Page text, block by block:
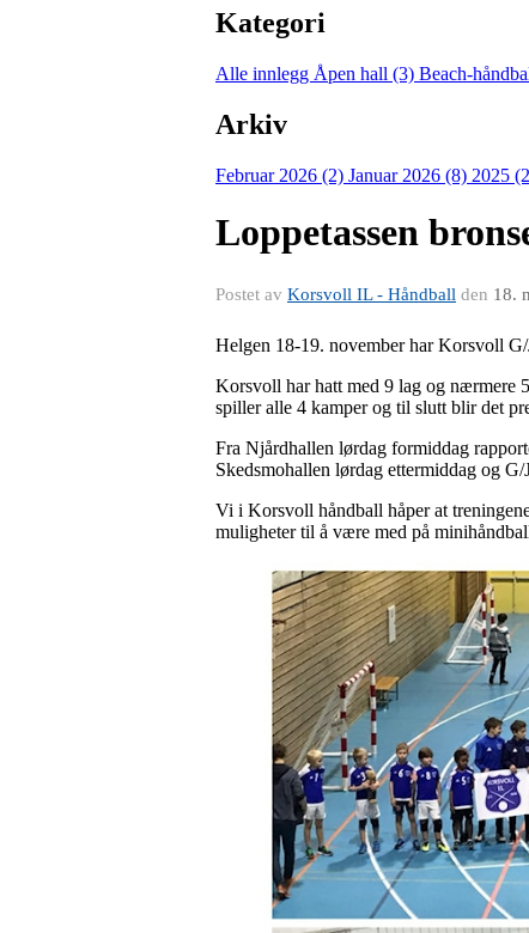
Kategori
Alle innlegg Åpen hall (3) Beach-
Arkiv
Februar 2026 (2) Januar 2026 (8) 2025
Loppetassen
Postet av Korsvoll IL - Håndball den 18.
Helgen 18-19. november har Korsvoll
Korsvoll har hatt med 9 lag og nærmere
spiller alle 4 kamper og til slutt blir det
Fra Njårdhallen lørdag formiddag
Skedsmohallen lørdag ettermiddag og
Vi i Korsvoll håndball håper at
muligheter til å være med på